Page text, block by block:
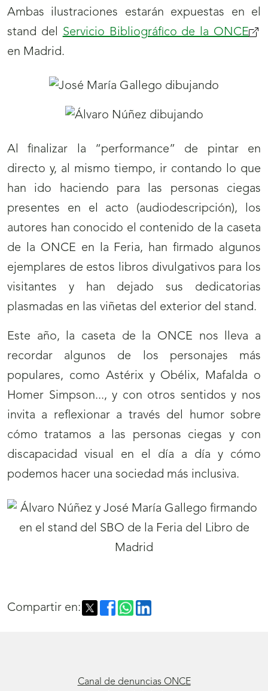
Ambas ilustraciones estarán expuestas en el
stand del Servicio Bibliográfico de la ONCE
en Madrid.
Al finalizar la “performance” de pintar en
directo y, al mismo tiempo, ir contando lo que
han ido haciendo para las personas ciegas
presentes en el acto (audiodescripción), los
autores han conocido el contenido de la caseta
de la ONCE en la Feria, han firmado algunos
ejemplares de estos libros divulgativos para los
visitantes y han dejado sus dedicatorias
plasmadas en las viñetas del exterior del stand.
Este año, la caseta de la ONCE nos lleva a
recordar algunos de los personajes más
populares, como Astérix y Obélix, Mafalda o
Homer Simpson..., y con otros sentidos y nos
invita a reflexionar a través del humor sobre
cómo tratamos a las personas ciegas y con
discapacidad visual en el día a día y cómo
podemos hacer una sociedad más inclusiva.
Compartir en:
Canal de denuncias ONCE